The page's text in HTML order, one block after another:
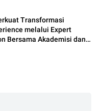
Transformasi
melalui Expert
Bersama Akademisi dan